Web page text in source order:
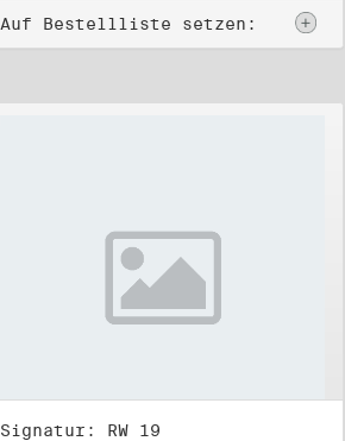
Auf Bestellliste setzen:
Signatur: RW 19